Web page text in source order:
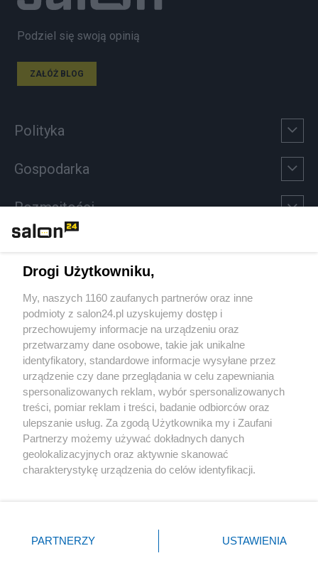
Podziel się swoją opinią
ZAŁÓŻ BLOG
Polityka
Gospodarka
Rozmaitości
Sport
Społeczeństwo
Kultura
X Facebook Instagram Youtube
Drogi Użytkowniku,
My, naszych 1160 zaufanych partnerów oraz inne
podmioty z salon24.pl uzyskujemy dostęp i
przechowujemy informacje na urządzeniu oraz
przetwarzamy dane osobowe, takie jak unikalne
identyfikatory, standardowe informacje wysyłane przez
urządzenie czy dane przeglądania w celu zapewniania
spersonalizowanych reklam, wybór spersonalizowanych
treści, pomiar reklam i treści, badanie odbiorców oraz
ulepszanie usług. Za zgodą Użytkownika my i Zaufani
Partnerzy możemy używać dokładnych danych
geolokalizacyjnych oraz aktywnie skanować
charakterystykę urządzenia do celów identyfikacji.
zmienić/wycofać klikając przycisk ustawień prywatności
znajdujący się w lewym dolnym rogu strony
PARTNERZY USTAWIENIA